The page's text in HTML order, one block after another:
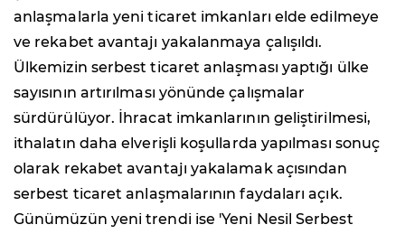
anlaşmalarla yeni ticaret imkanları elde edilmeye
ve rekabet avantajı yakalanmaya çalışıldı.
Ülkemizin serbest ticaret anlaşması yaptığı ülke
sayısının artırılması yönünde çalışmalar
sürdürülüyor. İhracat imkanlarının geliştirilmesi,
ithalatın daha elverişli koşullarda yapılması sonuç
olarak rekabet avantajı yakalamak açısından
serbest ticaret anlaşmalarının faydaları açık.
Günümüzün yeni trendi ise 'Yeni Nesil Serbest